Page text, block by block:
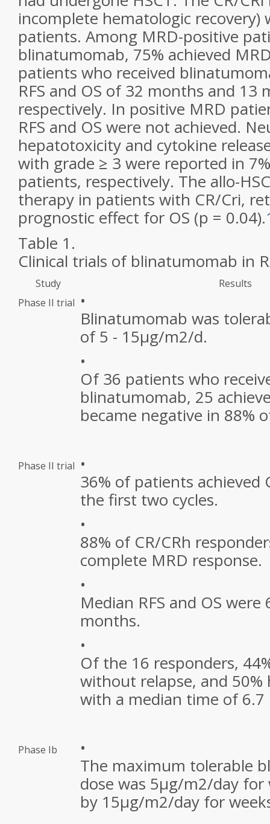
incomplete hematologic recovery)
patients. Among MRD-positive
blinatumomab, 75% achieved
patients who received
RFS and OS of 32 months and 13
respectively. In positive MRD
RFS and OS were not achieved.
hepatotoxicity and cytokine
with grade ≥ 3 were reported in
patients, respectively. The allo-
therapy in patients with CR/Cri,
prognostic effect for OS (p = 0.04).
Table 1.
Clinical trials of blinatumomab in
Study
Results
Phase II trial •
Blinatumomab was
of 5 - 15μg/m2/d.
•
Of 36 patients who
blinatumomab, 25
became negative in 88%
Phase II trial •
36% of patients achieved
the first two cycles.
•
88% of CR/CRh
complete MRD response.
•
Median RFS and OS were
months.
•
Of the 16 responders,
without relapse, and 50%
with a median time of
Phase Ib
•
The maximum tolerable
dose was 5μg/m2/day for
by 15μg/m2/day for